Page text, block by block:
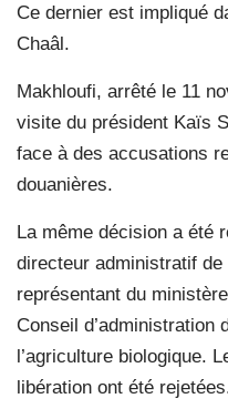
Ce dernier est impliqué
Chaâl.
Makhloufi, arrêté le 11
visite du président Kaïs
face à des accusations
douanières.
La même décision a été
directeur administratif de
représentant du
Conseil d’administration
l’agriculture biologique.
libération ont été